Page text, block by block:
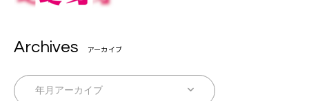
Archives アーカイブ